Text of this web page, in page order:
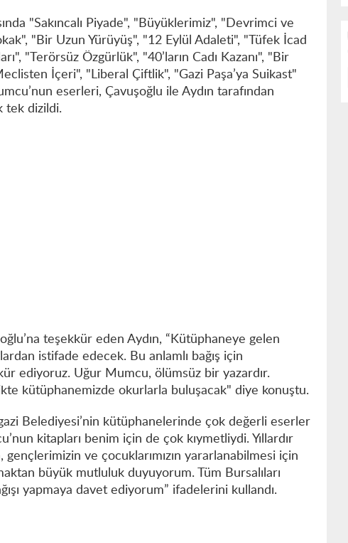
"Sakıncalı Piyade", "Büyüklerimiz", "Devrimci ve
"Bir Uzun Yürüyüş", "12 Eylül Adaleti", "Tüfek İcad
"Terörsüz Özgürlük", "40’ların Cadı Kazanı", "Bir
İçeri", "Liberal Çiftlik", "Gazi Paşa’ya Suikast"
eserleri, Çavuşoğlu ile Aydın tarafından
tek dizildi.
teşekkür eden Aydın, “Kütüphaneye gelen
istifade edecek. Bu anlamlı bağış için
ediyoruz. Uğur Mumcu, ölümsüz bir yazardır.
kütüphanemizde okurlarla buluşacak" diye konuştu.
Belediyesi’nin kütüphanelerinde çok değerli eserler
kitapları benim için de çok kıymetliydi. Yıllardır
gençlerimizin ve çocuklarımızın yararlanabilmesi için
büyük mutluluk duyuyorum. Tüm Bursalıları
yapmaya davet ediyorum” ifadelerini kullandı.